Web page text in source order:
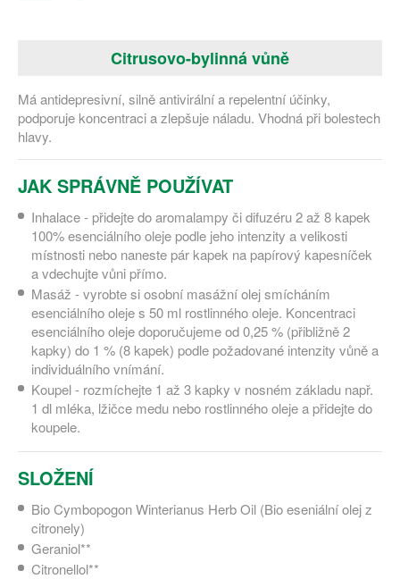
Citrusovo-bylinná vůně
Má antidepresivní, silně antivirální a repelentní účinky,
podporuje koncentraci a zlepšuje náladu. Vhodná při bolestech
hlavy.
JAK SPRÁVNĚ POUŽÍVAT
Inhalace - přidejte do aromalampy či difuzéru 2 až 8 kapek
100% esenciálního oleje podle jeho intenzity a velikosti
místnosti nebo naneste pár kapek na papírový kapesníček
a vdechujte vůni přímo.
Masáž - vyrobte si osobní masážní olej smícháním
esenciálního oleje s 50 ml rostlinného oleje. Koncentraci
esenciálního oleje doporučujeme od 0,25 % (přibližně 2
kapky) do 1 % (8 kapek) podle požadované intenzity vůně a
individuálního vnímání.
Koupel - rozmíchejte 1 až 3 kapky v nosném základu např.
1 dl mléka, lžičce medu nebo rostlinného oleje a přidejte do
koupele.
SLOŽENÍ
Bio Cymbopogon Winterianus Herb Oil (Bio eseniální olej z
citronely)
Geraniol**
Citronellol**